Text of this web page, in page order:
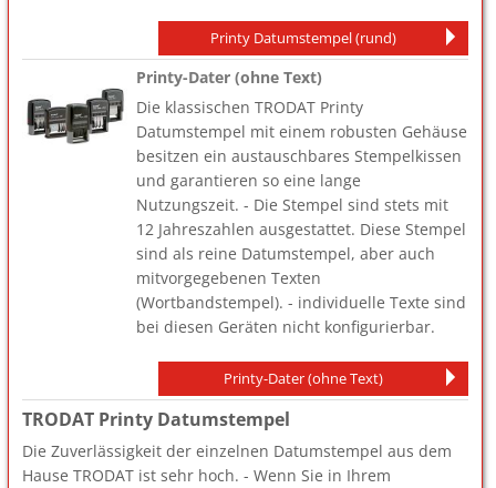
Printy Datumstempel (rund)
Printy-Dater (ohne Text)
Die klassischen TRODAT Printy
Datumstempel mit einem robusten Gehäuse
besitzen ein austauschbares Stempelkissen
und garantieren so eine lange
Nutzungszeit. - Die Stempel sind stets mit
12 Jahreszahlen ausgestattet. Diese Stempel
sind als reine Datumstempel, aber auch
mitvorgegebenen Texten
(Wortbandstempel). - individuelle Texte sind
bei diesen Geräten nicht konfigurierbar.
Printy-Dater (ohne Text)
TRODAT Printy Datumstempel
Die Zuverlässigkeit der einzelnen Datumstempel aus dem
Hause TRODAT ist sehr hoch. - Wenn Sie in Ihrem